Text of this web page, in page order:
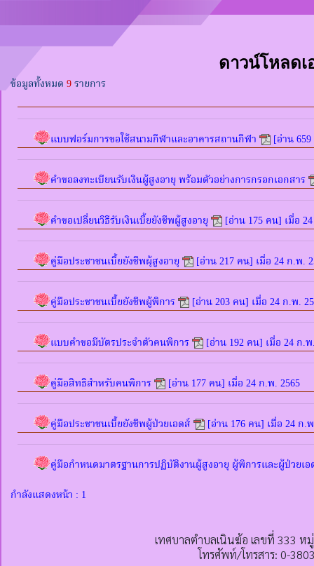
ดาวน์โหลดเ
ข้อมูลทั้งหมด 9รายการ
แบบฟอร์มการขอใช้สนามกีฬาและอาคารสถานกีฬา [อ่าน
คำขอลงทะเบียนรับเงินผู้สูงอายุ พร้อมตัวอย่างการกรอกเอกสาร
คำขอเปลี่ยนวิธีรับเงินเบี้ยยังชีพผู้สูงอายุ [อ่าน 175 คน] เมื่อ
คู่มือประชาชนเบี้ยยังชีพผุ้สูงอายุ [อ่าน 217 คน] เมื่อ 24 ก.พ.
คู่มือประชาชนเบี้ยยังชีพผู้พิการ [อ่าน 203 คน] เมื่อ 24 ก.พ.
แบบคำขอมีบัตรประจำตัวคนพิการ [อ่าน 192 คน] เมื่อ 24 ก.พ
คู่มือสิทธิสำหรับคนพิการ [อ่าน 177 คน] เมื่อ 24 ก.พ. 2565
คู่มือประชาชนเบี้ยยังชีพผู้ป่วยเอดส์ [อ่าน 176 คน] เมื่อ 24 ก.
คู่มือกำหนดมาตรฐานการปฏิบัติงานผู้สูงอายุ ผู้พิการและผู้ป่วยเอ
กำลังแสดงหน้า : 1
เทศบาลตำบลเนินฆ้อ เลขที่ 333 ห
โทรศัพท์/โทรสาร: 0-